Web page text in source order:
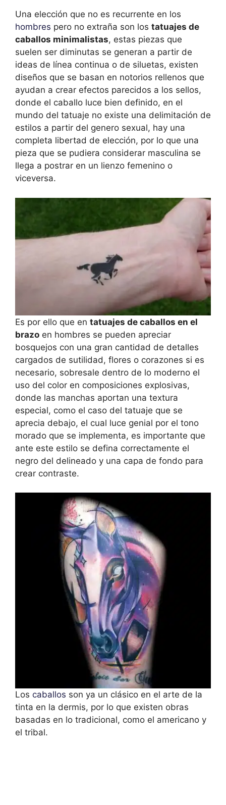
Una elección que no es recurrente en los
hombres pero no extraña son los tatuajes de
caballos minimalistas, estas piezas que
suelen ser diminutas se generan a partir de
ideas de línea continua o de siluetas, existen
diseños que se basan en notorios rellenos que
ayudan a crear efectos parecidos a los sellos,
donde el caballo luce bien definido, en el
mundo del tatuaje no existe una delimitación de
estilos a partir del genero sexual, hay una
completa libertad de elección, por lo que una
pieza que se pudiera considerar masculina se
llega a postrar en un lienzo femenino o
viceversa.
Es por ello que en tatuajes de caballos en el
brazo en hombres se pueden apreciar
bosquejos con una gran cantidad de detalles
cargados de sutilidad, flores o corazones si es
necesario, sobresale dentro de lo moderno el
uso del color en composiciones explosivas,
donde las manchas aportan una textura
especial, como el caso del tatuaje que se
aprecia debajo, el cual luce genial por el tono
morado que se implementa, es importante que
ante este estilo se defina correctamente el
negro del delineado y una capa de fondo para
crear contraste.
Los caballos son ya un clásico en el arte de la
tinta en la dermis, por lo que existen obras
basadas en lo tradicional, como el americano y
el tribal.